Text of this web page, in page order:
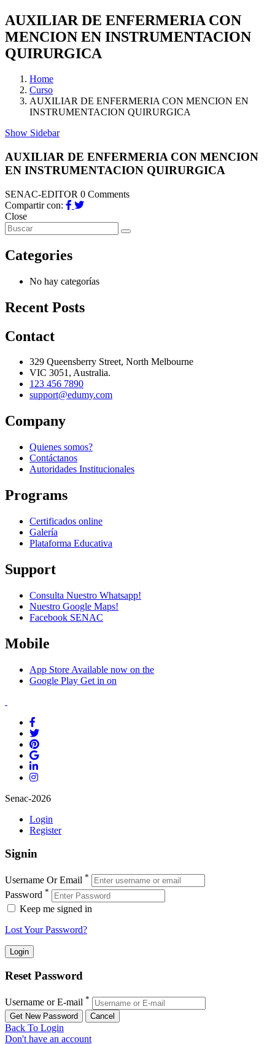
AUXILIAR DE ENFERMERIA CON
MENCION EN INSTRUMENTACION
QUIRURGICA
Home
Curso
AUXILIAR DE ENFERMERIA CON MENCION EN
INSTRUMENTACION QUIRURGICA
Show Sidebar
AUXILIAR DE ENFERMERIA CON MENCION
EN INSTRUMENTACION QUIRURGICA
SENAC-EDITOR 0 Comments
Compartir con:
Close
Categories
No hay categorías
Recent Posts
Contact
329 Queensberry Street, North Melbourne
VIC 3051, Australia.
123 456 7890
support@edumy.com
Company
Quienes somos?
Contáctanos
Autoridades Institucionales
Programs
Certificados online
Galería
Plataforma Educativa
Support
Consulta Nuestro Whatsapp!
Nuestro Google Maps!
Facebook SENAC
Mobile
App Store Available now on the
Google Play Get in on
Senac-2026
Login
Register
Signin
Username Or Email *
Password *
Keep me signed in
Lost Your Password?
Reset Password
Username or E-mail *
Back To Login
Don't have an account